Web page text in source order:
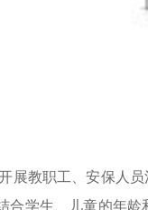
展教职工、安保人
合学生、儿童的年